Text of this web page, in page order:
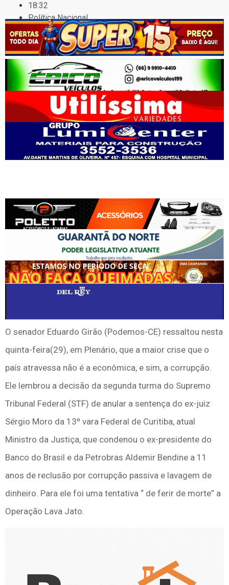
18:32
Política Nacional
O senador Eduardo Girão (Podemos-CE) ressaltou nesta
quinta-feira(29), em Plenário, que a maior crise que o
país atravessa não é a econômica, e sim, a corrupção.
Ele lembrou a decisão da segunda turma do Supremo
Tribunal Federal (STF) de anular a sentença do ex-juiz
Sérgio Moro da 13º vara Federal de Curitiba, atual
Ministro da Justiça, que condenou o ex-presidente do
Banco do Brasil e da Petrobras Aldemir Bendine a 11
anos de reclusão por corrupção passiva e lavagem de
dinheiro. Para ele foi uma tentativa “ de ferir de morte” a
Operação Lava Jato.